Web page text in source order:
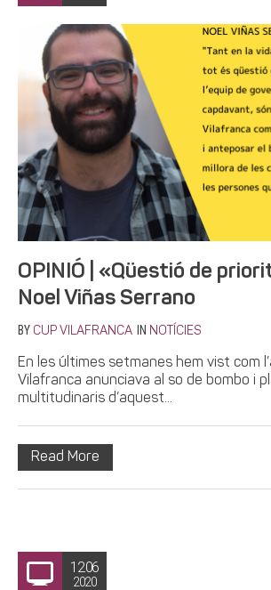
OPINIÓ | «Qüestió de
Noel Viñas Serrano
BY CUP VILAFRANCA IN NOTÍCIES
En les últimes setmanes hem vist com
Vilafranca anunciava al so de bombo i
multitudinaris d’aquest...
Read More
12.06
2020